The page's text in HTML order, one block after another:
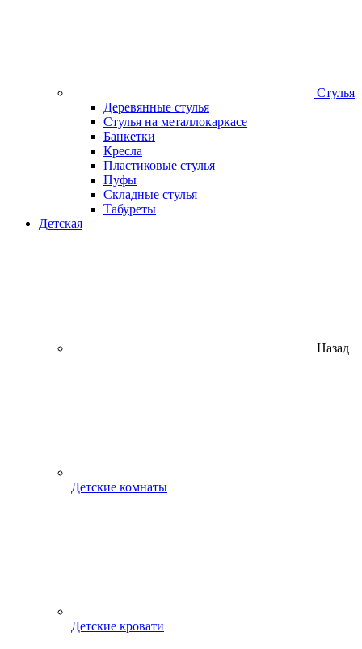
Стулья
Деревянные стулья
Стулья на металлокаркасе
Банкетки
Кресла
Пластиковые стулья
Пуфы
Складные стулья
Табуреты
Детская
Назад
Детские комнаты
Детские кровати